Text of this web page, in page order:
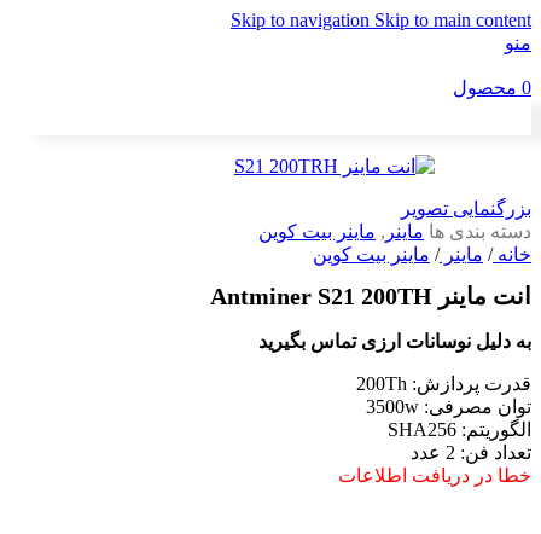
Skip to navigation Skip to main content
منو
0 محصول
بزرگنمایی تصویر
دسته بندی ها ماینر , ماینر بیت کوین
خانه/ ماینر/ ماینر بیت کوین
انت ماینر Antminer S21 200TH
به دلیل نوسانات ارزی تماس بگیرید
قدرت پردازش: 200Th
توان مصرفی: 3500w
الگوریتم: SHA256
تعداد فن: 2 عدد
خطا در دریافت اطلاعات